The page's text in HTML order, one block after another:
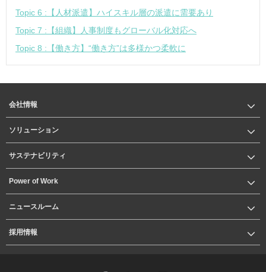
Topic 6 :【人材派遣】ハイスキル層の派遣に需要あり
Topic 7 :【組織】人事制度もグローバル化対応へ
Topic 8 :【働き方】“働き方”は多様かつ柔軟に
会社情報
ソリューション
サステナビリティ
Power of Work
ニュースルーム
採用情報